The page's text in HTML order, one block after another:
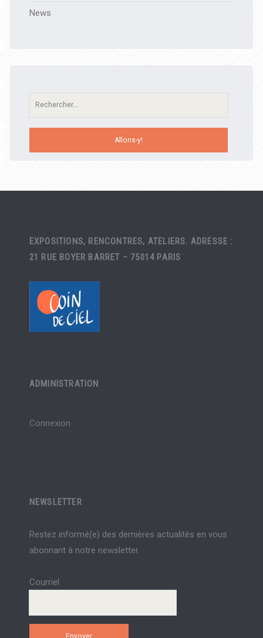
News
Recherche:
EXPOSITIONS, RENCONTRES, ATELIERS. ADRESSE :
21 RUE BOYER BARRET – 75014 PARIS
ADMINISTRATION
Connexion
NEWSLETTER
Restez informé(e) des dernières actualités en vous
abonnant à notre newsletter.
Courriel